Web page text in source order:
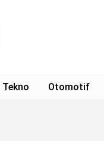
Tekno Otomotif